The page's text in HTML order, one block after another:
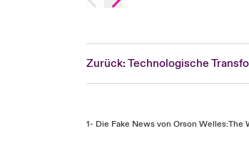
Zurück: Technologische
1- Die Fake News von Orson Welles:The